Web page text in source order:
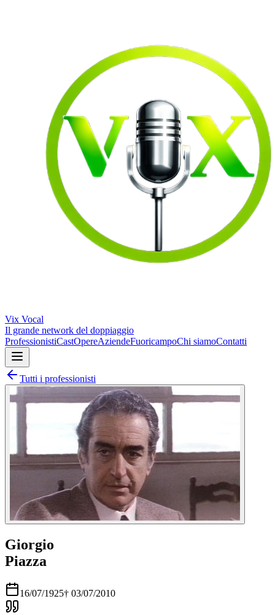
Vix Vocal
Il grande network del doppiaggio
ProfessionistiCastOpereAziendeFuoricampoChi siamoContatti
Tutti i professionisti
Giorgio
Piazza
16/07/1925† 03/07/2010